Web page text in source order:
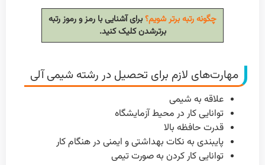
چگونه رتبه برتر شویم؟برای آشنایی با رمز و رموز رتبه
برترشدن کلیک کنید.
مهارت‌های لازم برای تحصیل در رشته شیمی‌ آلی
علاقه به شیمی
توانایی کار در محیط آزمایشگاه
قدرت حافظه بالا
پایبندی به نکات بهداشتی و ایمنی در هنگام کار
توانایی کار کردن به صورت تیمی